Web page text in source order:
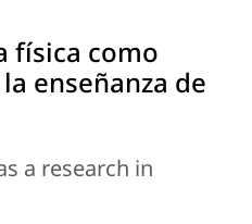
física como
enseñanza de
a research in